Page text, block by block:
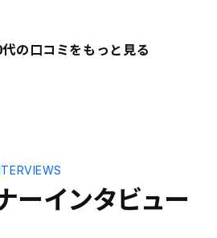
の収集及び評価方法と入
さが決め手でした。 ・新
てを同年に建設したため、
など作成書類の多さは覚
予め表などにしておいて
と、準備がよりスムーズ
思います。
の口コミをもっと見る
ーインタビュー